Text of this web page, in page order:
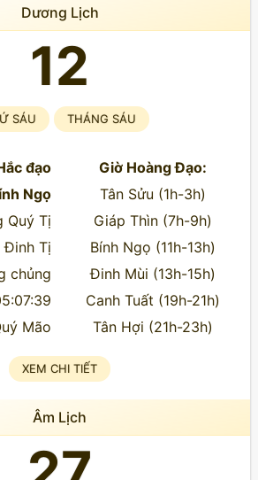
Dương Lịch
12
SÁU THÁNG SÁU
đạo
Ngọ
Quý Tị
Đinh Tị
chủng
Mão
Giờ Hoàng Đạo:
Tân Sửu (1h-3h)
Giáp Thìn (7h-9h)
Bính Ngọ (11h-13h)
Đinh Mùi (13h-15h)
Canh Tuất (19h-21h)
Tân Hợi (21h-23h)
XEM CHI TIẾT
Âm Lịch